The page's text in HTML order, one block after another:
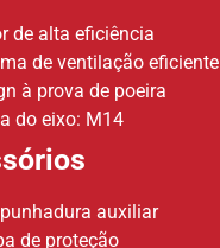
de alta eficiência
de ventilação eficiente
à prova de poeira
do eixo: M14
auxiliar
de proteção